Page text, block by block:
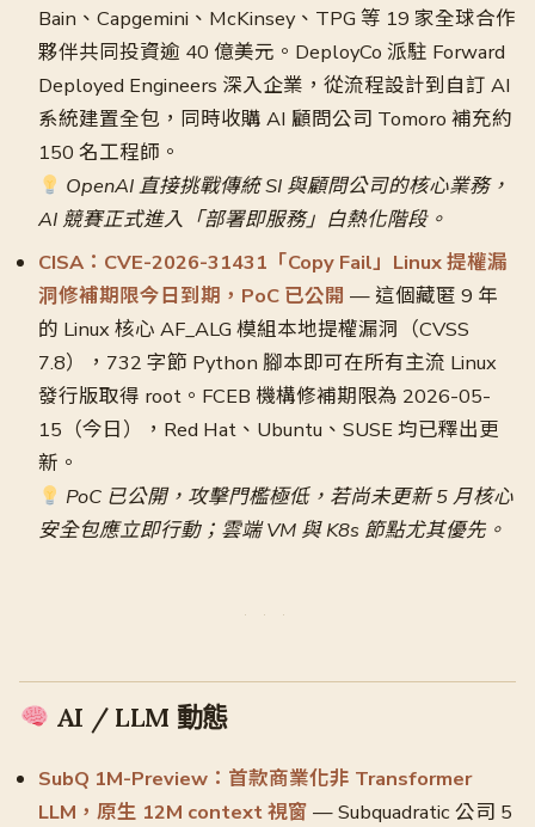
Bain、Capgemini、McKinsey、TPG 等 19 家全球合作
夥伴共同投資逾 40 億美元。DeployCo 派駐 Forward
Deployed Engineers 深入企業，從流程設計到自訂 AI
系統建置全包，同時收購 AI 顧問公司 Tomoro 補充約
150 名工程師。
OpenAI 直接挑戰傳統 SI 與顧問公司的核心業務，
AI 競賽正式進入「部署即服務」白熱化階段。
CISA：CVE-2026-31431「Copy Fail」Linux 提權漏
洞修補期限今日到期，PoC 已公開 — 這個藏匿 9 年
的 Linux 核心 AF_ALG 模組本地提權漏洞（CVSS
7.8），732 字節 Python 腳本即可在所有主流 Linux
發行版取得 root。FCEB 機構修補期限為 2026-05-
15（今日），Red Hat、Ubuntu、SUSE 均已釋出更
新。
PoC 已公開，攻擊門檻極低，若尚未更新 5 月核心
安全包應立即行動；雲端 VM 與 K8s 節點尤其優先。
AI / LLM 動態
SubQ 1M-Preview：首款商業化非 Transformer
LLM，原生 12M context 視窗 — Subquadratic 公司 5